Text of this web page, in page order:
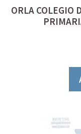
ORLA COLEGIO